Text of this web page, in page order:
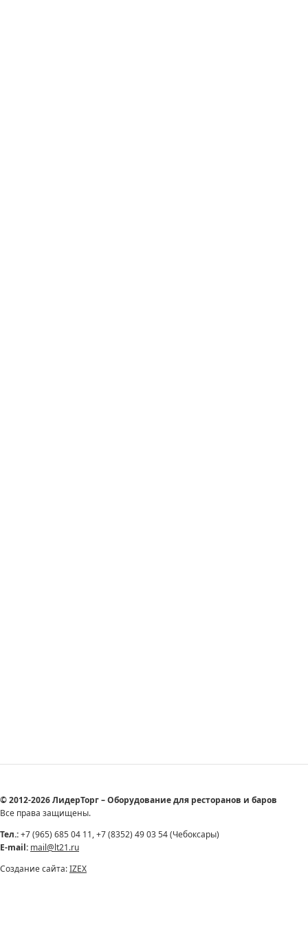
© 2012-2026 ЛидерТорг – Оборудование для ресторанов и баров
Все права защищены.
Тел.:+7 (965) 685 04 11, +7 (8352) 49 03 54 (Чебоксары)
E-mail: mail@lt21.ru
Создание сайта:IZEX